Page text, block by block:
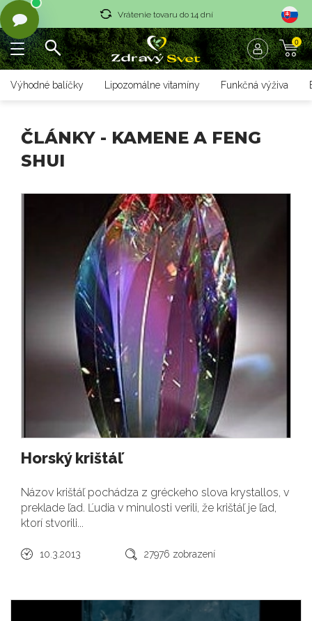
Vrátenie tovaru do 14 dní
Rýchle dodanie <36 hod
Rýchle dodanie <36 hod
0
Výhodné balíčky Lipozomálne vitamíny Funkčná výživa
ČLÁNKY - KAMENE A FENG
SHUI
Horský krištáľ
Názov krištáľ pochádza z gréckeho slova krystallos, v
preklade ľad. Ľudia v minulosti verili, že krištáľ je ľad,
ktorí stvorili...
10.3.2013 27976 zobrazení